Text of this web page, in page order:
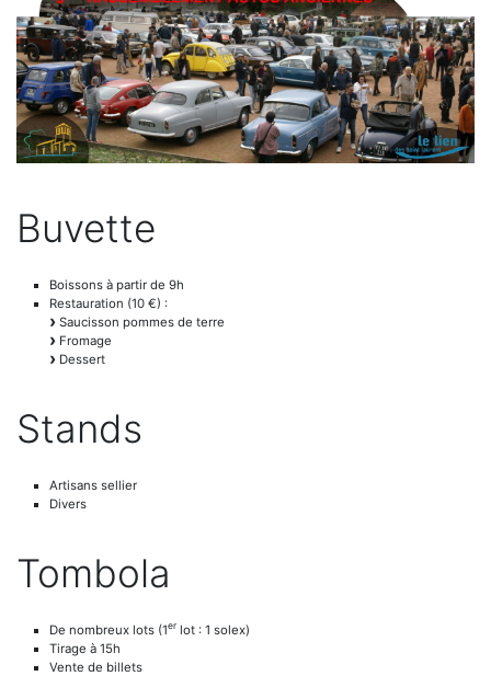
Buvette
Boissons à partir de 9h
Restauration (10 €) :
Saucisson pommes de terre
Fromage
Dessert
Stands
Artisans sellier
Divers
Tombola
De nombreux lots (1er lot : 1 solex)
Tirage à 15h
Vente de billets